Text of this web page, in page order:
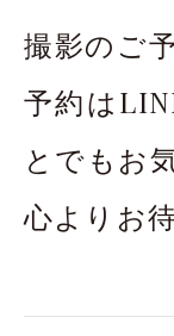
撮影のご
予約は
とでもお
心よりお